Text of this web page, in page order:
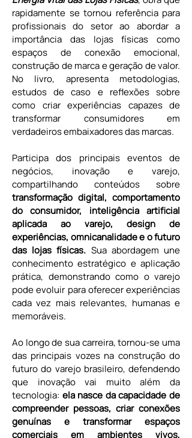
rapidamente se tornou referência para
profissionais do setor ao abordar a
importância das lojas físicas como
espaços de conexão emocional,
construção de marca e geração de valor.
No livro, apresenta metodologias,
estudos de caso e reflexões sobre
como criar experiências capazes de
transformar consumidores em
verdadeiros embaixadores das marcas.
Participa dos principais eventos de
negócios, inovação e varejo,
transformação digital, comportamento
do consumidor, inteligência artificial
aplicada ao varejo, design de
experiências, omnicanalidade e o futuro
das lojas físicas. Sua abordagem une
conhecimento estratégico e aplicação
prática, demonstrando como o varejo
pode evoluir para oferecer experiências
cada vez mais relevantes, humanas e
memoráveis.
Ao longo de sua carreira, tornou-se uma
das principais vozes na construção do
futuro do varejo brasileiro, defendendo
que inovação vai muito além da
tecnologia: ela nasce da capacidade de
compreender pessoas, criar conexões
genuínas e transformar espaços
comerciais em ambientes vivos,